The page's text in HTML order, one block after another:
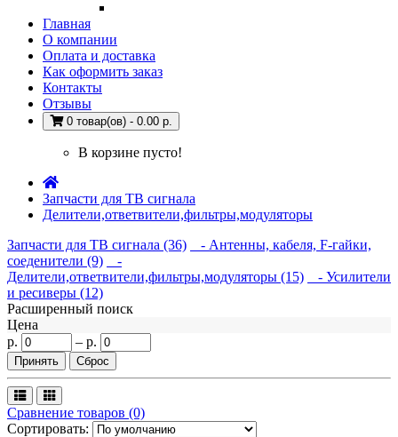
Главная
О компании
Оплата и доставка
Как оформить заказ
Контакты
Отзывы
0 товар(ов) - 0.00 р.
В корзине пусто!
Запчасти для ТВ сигнала
Делители,ответвители,фильтры,модуляторы
Запчасти для ТВ сигнала (36)
- Антенны, кабеля, F-гайки,
соеденители (9)
-
Делители,ответвители,фильтры,модуляторы (15)
- Усилители
и ресиверы (12)
Расширенный поиск
Цена
р.
– р.
Сравнение товаров (0)
Сортировать: